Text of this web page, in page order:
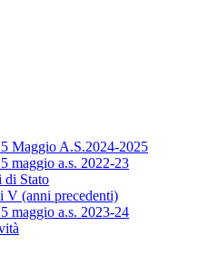
Maggio A.S.2024-2025
maggio a.s. 2022-23
di Stato
V (anni precedenti)
maggio a.s. 2023-24